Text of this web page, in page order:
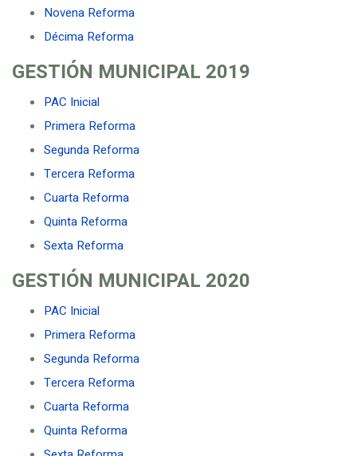
Novena Reforma
Décima Reforma
GESTIÓN MUNICIPAL 2019
PAC Inicial
Primera Reforma
Segunda Reforma
Tercera Reforma
Cuarta Reforma
Quinta Reforma
Sexta Reforma
GESTIÓN MUNICIPAL 2020
PAC Inicial
Primera Reforma
Segunda Reforma
Tercera Reforma
Cuarta Reforma
Quinta Reforma